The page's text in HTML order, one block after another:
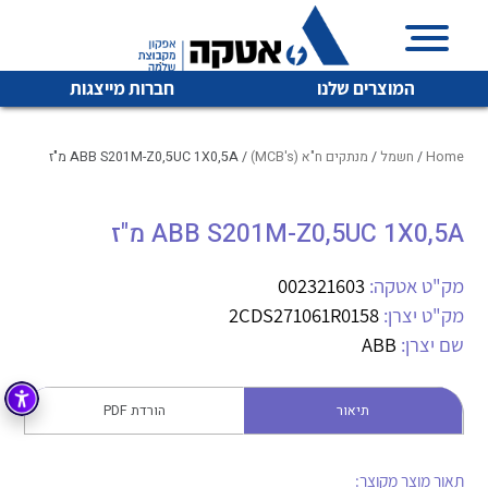
המוצרים שלנו חברות מייצגות
איכות | שרות | זמינות
והפצה של מוצרי
מיתוג, בקרה , ואינסטלציה חשמלית ופעילה ב7 תחומים:
חשמל
רובוטיקה ואוטומציה תעשייתית
לכל מוצרי היצרן
Home
/ חשמל / מנתקים ח"א (MCB's) / ABB S201M-Z0,5UC 1X0,5A מ"ז
ABB S201M-Z0,5UC 1X0,5A מ"ז
מק"ט אטקה: 002321603
מק"ט יצרן: 2CDS271061R0158
שם יצרן: ABB
תיאור הורדת PDF
תאור מוצר מקוצר: